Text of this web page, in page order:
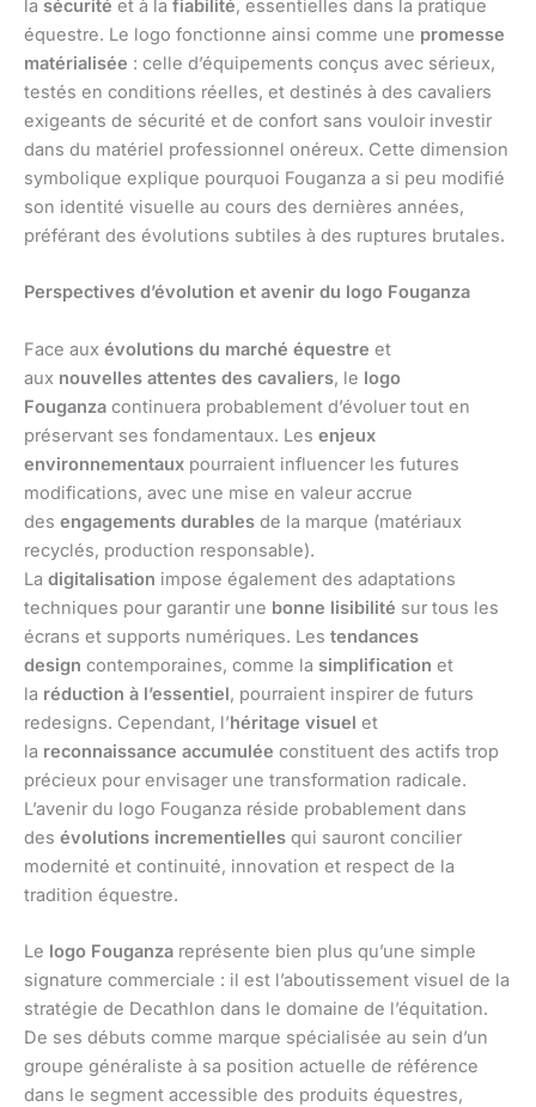
la sécurité et à la fiabilité, essentielles dans la pratique
équestre. Le logo fonctionne ainsi comme une promesse
matérialisée : celle d’équipements conçus avec sérieux,
testés en conditions réelles, et destinés à des cavaliers
exigeants de sécurité et de confort sans vouloir investir
dans du matériel professionnel onéreux. Cette dimension
symbolique explique pourquoi Fouganza a si peu modifié
son identité visuelle au cours des dernières années,
préférant des évolutions subtiles à des ruptures brutales.
Perspectives d’évolution et avenir du logo Fouganza
Face aux évolutions du marché équestre et
aux nouvelles attentes des cavaliers, le logo
Fouganza continuera probablement d’évoluer tout en
préservant ses fondamentaux. Les enjeux
environnementaux pourraient influencer les futures
modifications, avec une mise en valeur accrue
des engagements durables de la marque (matériaux
recyclés, production responsable).
La digitalisation impose également des adaptations
techniques pour garantir une bonne lisibilité sur tous les
écrans et supports numériques. Les tendances
design contemporaines, comme la simplification et
la réduction à l’essentiel, pourraient inspirer de futurs
redesigns. Cependant, l’héritage visuel et
la reconnaissance accumulée constituent des actifs trop
précieux pour envisager une transformation radicale.
L’avenir du logo Fouganza réside probablement dans
des évolutions incrementielles qui sauront concilier
modernité et continuité, innovation et respect de la
tradition équestre.
Le logo Fouganza représente bien plus qu’une simple
signature commerciale : il est l’aboutissement visuel de la
stratégie de Decathlon dans le domaine de l’équitation.
De ses débuts comme marque spécialisée au sein d’un
groupe généraliste à sa position actuelle de référence
dans le segment accessible des produits équestres,